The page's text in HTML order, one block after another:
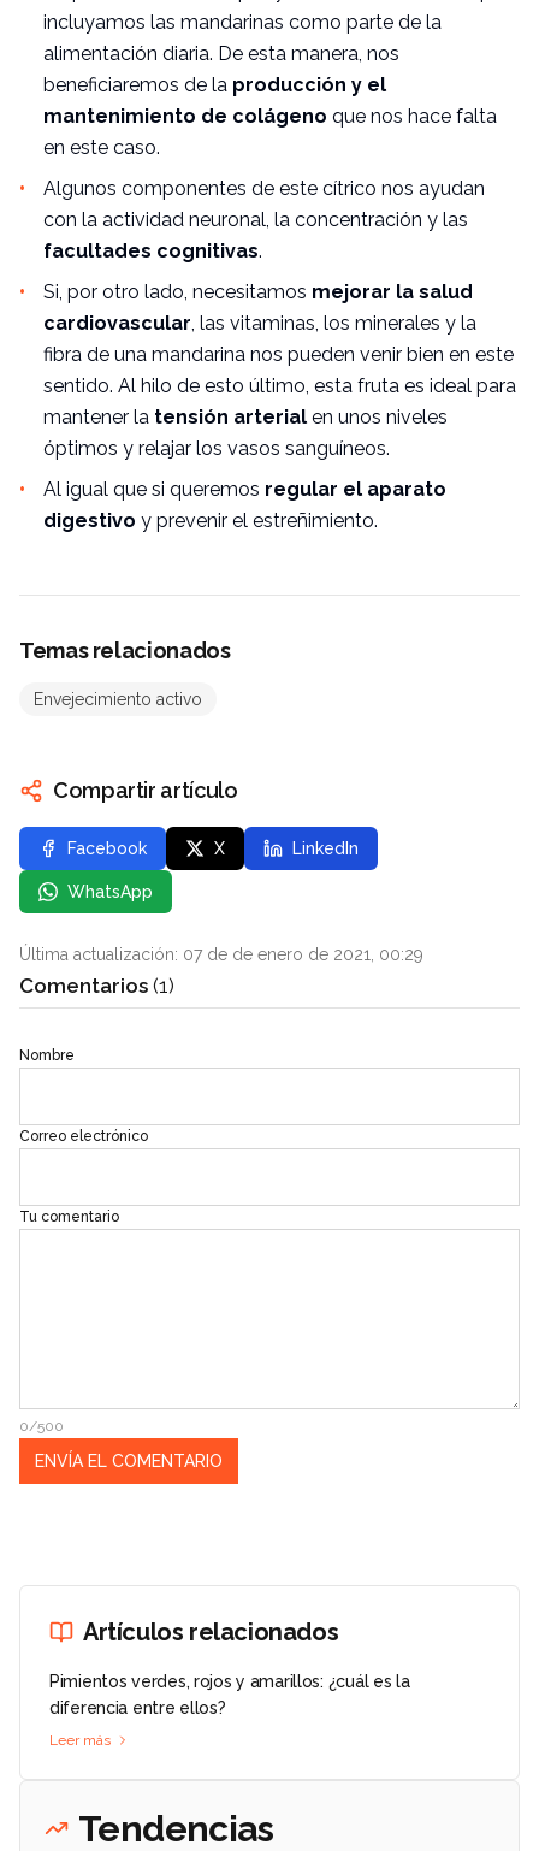
incluyamos las mandarinas como parte de la
alimentación diaria. De esta manera, nos
beneficiaremos de la producción y el
mantenimiento de colágeno que nos hace falta
en este caso.
Algunos componentes de este cítrico nos ayudan
con la actividad neuronal, la concentración y las
facultades cognitivas.
Si, por otro lado, necesitamos mejorar la salud
cardiovascular , las vitaminas, los minerales y la
fibra de una mandarina nos pueden venir bien en este
sentido. Al hilo de esto último, esta fruta es ideal para
mantener la tensión arterial en unos niveles
óptimos y relajar los vasos sanguíneos.
Al igual que si queremos regular el aparato
digestivo y prevenir el estreñimiento.
Temas relacionados
Envejecimiento activo
Compartir artículo
Facebook X LinkedIn
WhatsApp
Última actualización: 07 de de enero de 2021, 00:29
Comentarios (1)
Nombre
Correo electrónico
Tu comentario
0/500
Artículos relacionados
Pimientos verdes, rojos y amarillos: ¿cuál es la
diferencia entre ellos?
Leer más
Tendencias